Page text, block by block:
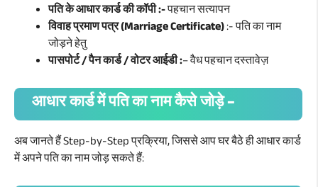
पति के आधार कार्ड की कॉपी :-पहचान सत्यापन
विवाह प्रमाण पत्र (Marriage Certificate):- पति का नाम
जोड़ने हेतु
पासपोर्ट / पैन कार्ड / वोटर आईडी :– वैध पहचान दस्तावेज़
आधार कार्ड में पति का नाम कैसे जोड़े –
अब जानते हैं Step-by-Step प्रक्रिया, जिससे आप घर बैठे ही आधार कार्ड
में अपने पति का नाम जोड़ सकते हैं: